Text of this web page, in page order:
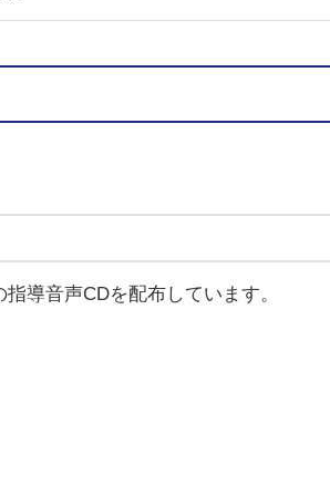
導音声CDを配布しています。